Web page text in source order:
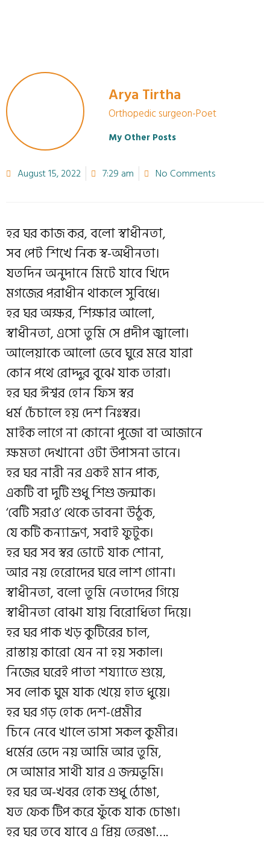
Arya Tirtha
Orthopedic surgeon-Poet
My Other Posts
August 15, 2022 7:29 am No Comments
হর ঘর কাজ কর, বলো স্বাধীনতা,
সব পেট শিখে নিক স্ব-অধীনতা।
যতদিন অনুদানে মিটে যাবে খিদে
মগজের পরাধীন থাকলে সুবিধে।
হর ঘর অক্ষর, শিক্ষার আলো,
স্বাধীনতা, এসো তুমি সে প্রদীপ জ্বালো।
আলেয়াকে আলো ভেবে ঘুরে মরে যারা
কোন পথে রোদ্দুর বুঝে যাক তারা।
হর ঘর ঈশ্বর হোন ফিস স্বর
ধর্ম চেঁচালে হয় দেশ নিঃস্বর।
মাইক লাগে না কোনো পুজো বা আজানে
ক্ষমতা দেখানো ওটা উপাসনা ভানে।
হর ঘর নারী নর একই মান পাক,
একটি বা দুটি শুধু শিশু জন্মাক।
‘বেটি সরাও’ থেকে ভাবনা উঠুক,
যে কটি কন্যাভ্রূণ, সবাই ফুটুক।
হর ঘর সব স্বর ভোটে যাক শোনা,
আর নয় হেরোদের ঘরে লাশ গোনা।
স্বাধীনতা, বলো তুমি নেতাদের গিয়ে
স্বাধীনতা বোঝা যায় বিরোধিতা দিয়ে।
হর ঘর পাক খড় কুটিরের চাল,
রাস্তায় কারো যেন না হয় সকাল।
নিজের ঘরেই পাতা শয্যাতে শুয়ে,
সব লোক ঘুম যাক খেয়ে হাত ধুয়ে।
হর ঘর গড় হোক দেশ-প্রেমীর
চিনে নেবে খালে ভাসা সকল কুমীর।
ধর্মের ভেদে নয় আমি আর তুমি,
সে আমার সাথী যার এ জন্মভূমি।
হর ঘর অ-খবর হোক শুধু ঠোঙা,
যত ফেক টিপ করে ফুঁকে যাক চোঙা।
হর ঘর তবে যাবে এ প্রিয় তেরঙা….